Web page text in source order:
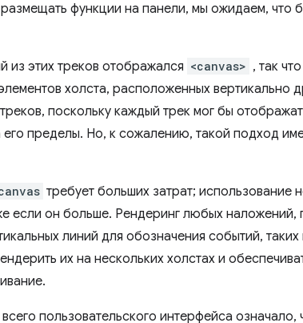
функции на панели, мы ожидаем, что
из этих треков отображался <canvas> , так
холста, расположенных вертикально
поскольку каждый трек мог бы
пределы. Но, к сожалению, такой подход
требует больших затрат; использование
если он больше. Рендеринг любых наложений,
линий для обозначения событий, таких
их на нескольких холстах и
пользовательского интерфейса